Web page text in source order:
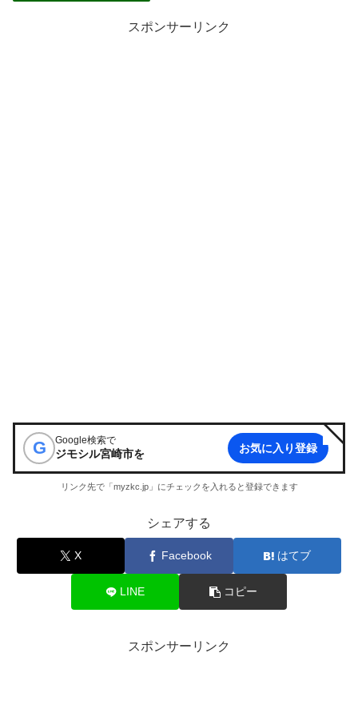
スポンサーリンク
G Google検索で
ジモシル宮崎市を お気に入り登録
リンク先で「myzkc.jp」にチェックを入れると登録できます
シェアする
X Facebook はてブ
LINE コピー
スポンサーリンク